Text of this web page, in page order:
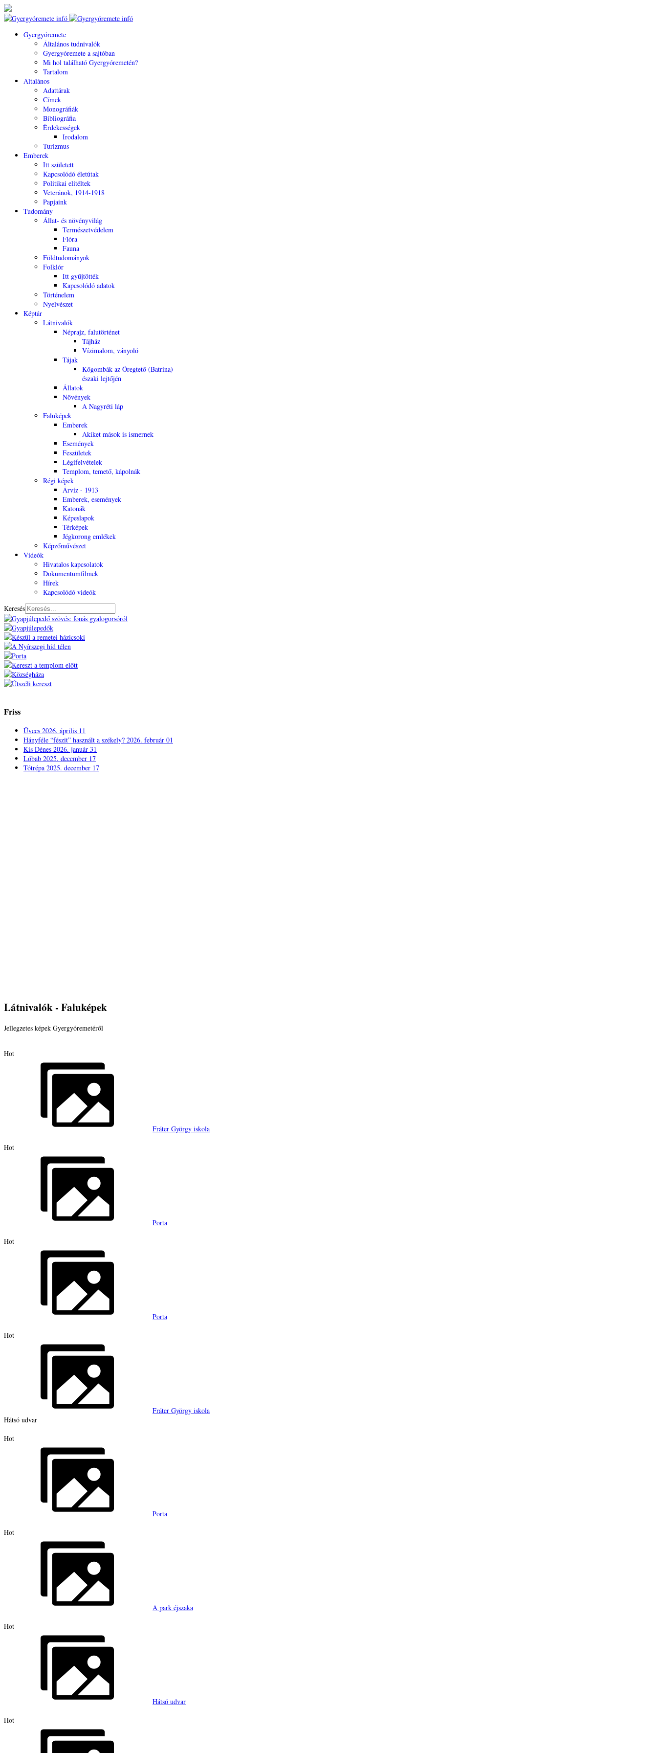
Gyergyóremete
Általános tudnivalók
Gyergyóremete a sajtóban
Mi hol található Gyergyóremetén?
Tartalom
Általános
Adattárak
Címek
Monográfiák
Bibliográfia
Érdekességek
Irodalom
Turizmus
Emberek
Itt született
Kapcsolódó életútak
Politikai elítéltek
Veteránok, 1914-1918
Papjaink
Tudomány
Állat- és növényvilág
Természetvédelem
Flóra
Fauna
Földtudományok
Folklór
Itt gyűjtötték
Kapcsolódó adatok
Történelem
Nyelvészet
Képtár
Látnivalók
Néprajz, falutörténet
Tájház
Vízimalom, ványoló
Tájak
Kőgombák az Öregtető (Batrina)
északi lejtőjén
Állatok
Növények
A Nagyréti láp
Faluképek
Emberek
Akiket mások is ismernek
Események
Feszületek
Légifelvételek
Templom, temető, kápolnák
Régi képek
Árvíz - 1913
Emberek, események
Katonák
Képeslapok
Térképek
Jégkorong emlékek
Képzőművészet
Videók
Hivatalos kapcsolatok
Dokumentumfilmek
Hírek
Kapcsolódó videók
Keresés
Friss
Üvecs 2026. április 11
Hányféle “fészit” használt a székely? 2026. február 01
Kis Dénes 2026. január 31
Lóbab 2025. december 17
Tótrépa 2025. december 17
Látnivalók - Faluképek
Jellegzetes képek Gyergyóremetéről
Hot
Fráter György iskola
Hot
Porta
Hot
Porta
Hot
Fráter György iskola
Hátsó udvar
Hot
Porta
Hot
A park éjszaka
Hot
Hátsó udvar
Hot